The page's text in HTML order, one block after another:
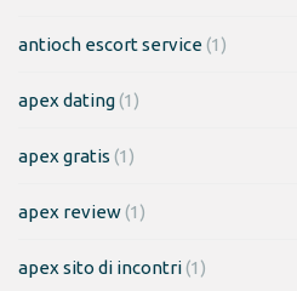
antioch escort service(1)
apex dating(1)
apex gratis (1)
apex review(1)
apex sito di incontri(1)